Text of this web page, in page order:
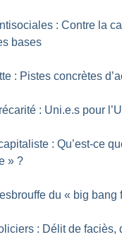
: Contre la
bases
: Pistes concrètes
: Uni.e.s pour
: Qu’est-ce
» ?
du « big bang
: Délit de faciès,